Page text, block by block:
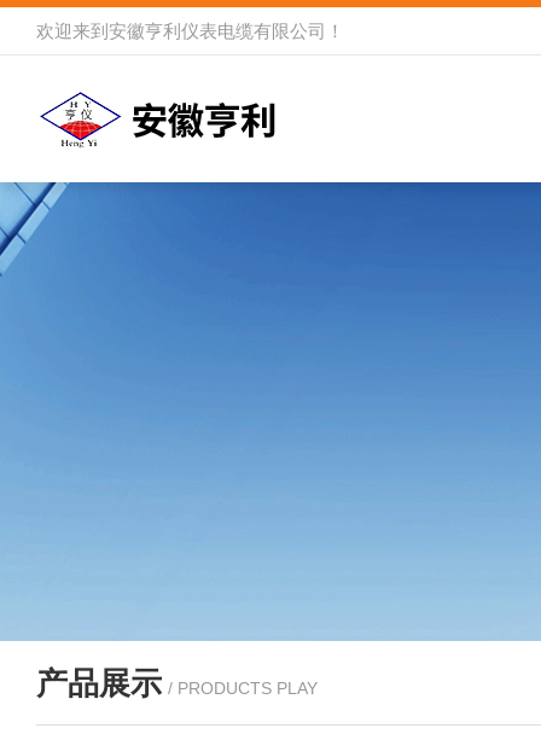
欢迎来到 安徽亨利仪表电缆有限公司 ！
产品展示 / PRODUCTS PLAY